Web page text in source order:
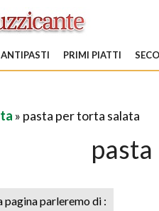
ANTIPASTI PRIMI PIATTI
» pasta per torta salata
pagina parleremo di :